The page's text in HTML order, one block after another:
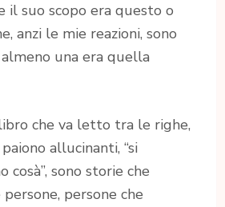
il suo scopo era questo o
anzi le mie reazioni, sono
una era quella
che va letto tra le righe,
allucinanti, “si
cosà”, sono storie che
persone che